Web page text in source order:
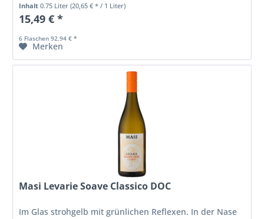
Inhalt0.75 Liter(20,65 € * / 1 Liter)
15,49 € *
6 Flaschen 92,94 € *
Merken
Masi Levarie Soave Classico DOC
Im Glas strohgelb mit grünlichen Reflexen. In der Nase